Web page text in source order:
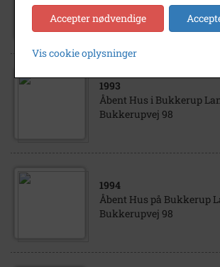
besøgende, Else Larsen,
Bukkerup
1993
Åbent Hus i Bukkerup
Bukkerupvej 98
1994
Åbent Hus på Bukkerup
Bukkerupvej 98
Accepter nødvendige
Vis cookie oplysninger